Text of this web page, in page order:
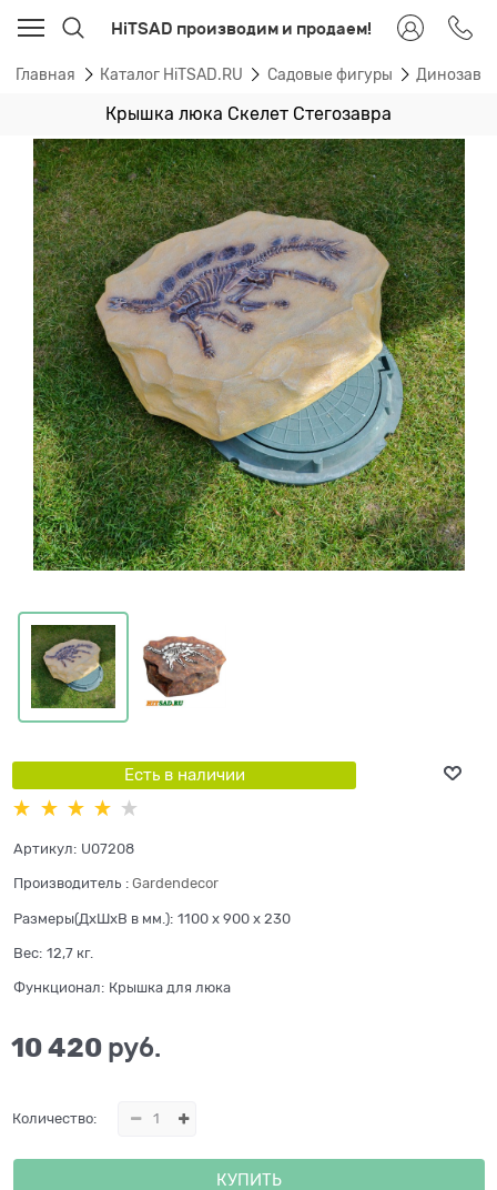
HiTSAD производим и продаем!
Главная Каталог HiTSAD.RU Садовые фигуры
Крышка люка Скелет Стегозавра
Есть в наличии
Артикул: U07208
Производитель : Gardendecor
Размеры(ДхШхВ в мм.): 1100 x 900 x 230
Вес: 12,7 кг.
Функционал: Крышка для люка
10 420 руб.
Количество:
КУПИТЬ